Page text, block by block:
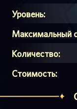
Уровень:
Максимальный
Количество:
Стоимость: